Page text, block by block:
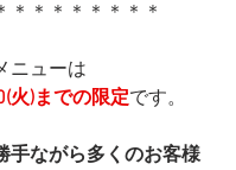
＊＊＊＊＊＊＊＊
ニューは
火)までの限定です。
手ながら多くのお客様